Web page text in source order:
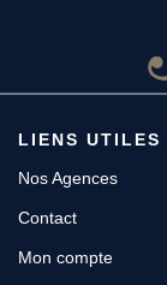
LIENS UTILES
Nos Agences
Contact
Mon compte